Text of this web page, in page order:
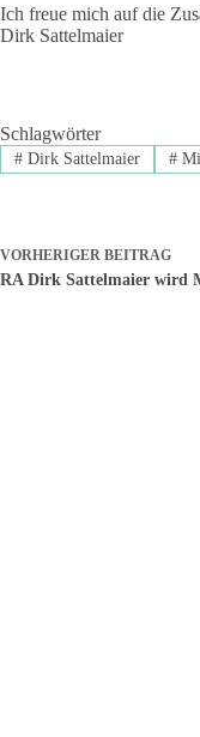
Ich freue mich auf die
Dirk Sattelmaier
Schlagwörter
#Dirk Sattelmaier #
VORHERIGER BEITRAG
RA Dirk Sattelmaier wird